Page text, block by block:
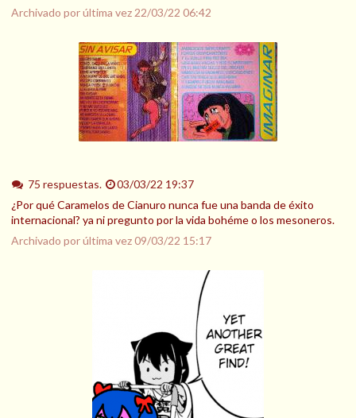
Archivado por última vez 22/03/22 06:42
75 respuestas.
03/03/22 19:37
¿Por qué Caramelos de Cianuro nunca fue una banda de éxito
internacional? ya ni pregunto por la vida bohéme o los mesoneros.
Archivado por última vez09/03/22 15:17